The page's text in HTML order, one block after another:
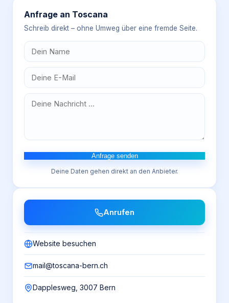
Anfrage an Toscana
Schreib direkt – ohne Umweg über eine fremde Seite.
Anfrage senden
Deine Daten gehen direkt an den Anbieter.
Anrufen
Website besuchen
mail@toscana-bern.ch
Dapplesweg, 3007 Bern